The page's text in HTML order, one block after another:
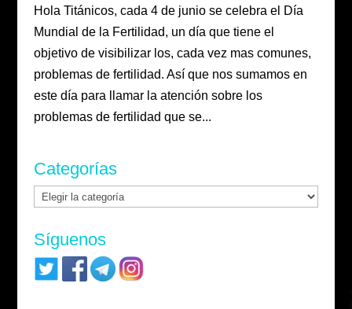
Hola Titánicos, cada 4 de junio se celebra el Día
Mundial de la Fertilidad, un día que tiene el
objetivo de visibilizar los, cada vez mas comunes,
problemas de fertilidad. Así que nos sumamos en
este día para llamar la atención sobre los
problemas de fertilidad que se...
Categorías
Categorías
Síguenos